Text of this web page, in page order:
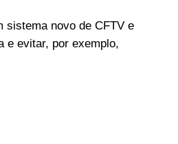
sistema novo de CFTV e
e evitar, por exemplo,